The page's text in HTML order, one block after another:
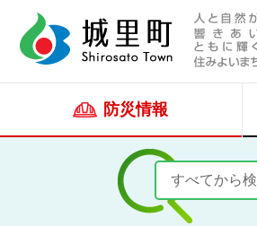
防災情報